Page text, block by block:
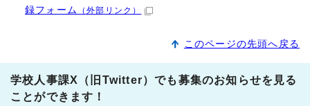
録フォーム
（外部リンク）
このページの先頭へ戻る
学校人事課X（旧Twitter）でも募集のお知らせを見る
ことができます！